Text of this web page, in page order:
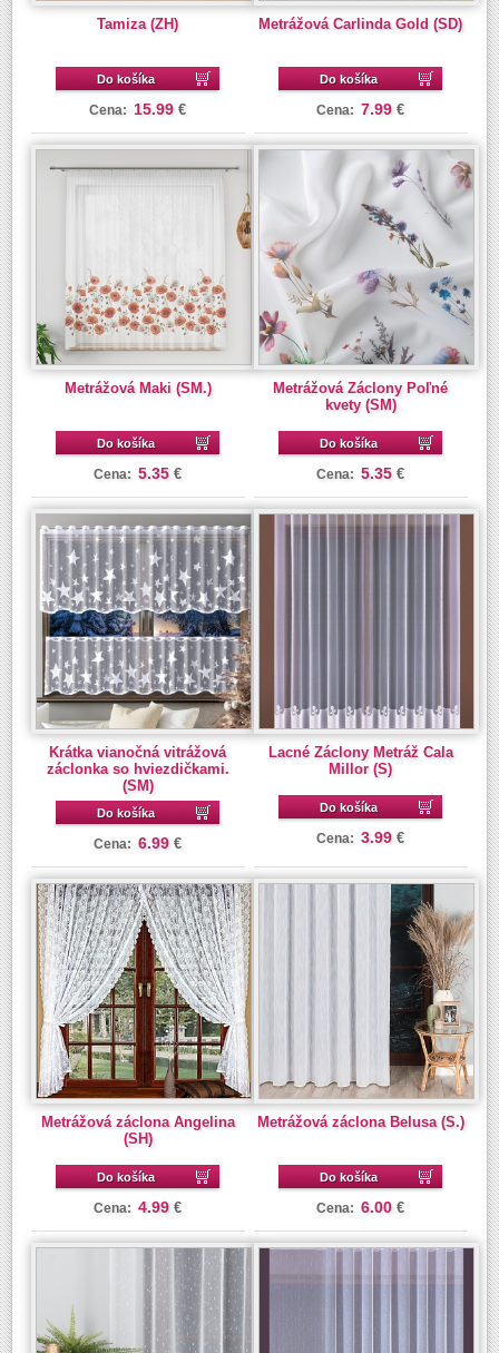
Tamiza (ZH)
Do košíka
Cena: 15.99 €
Metrážová Carlinda Gold (SD)
Do košíka
Cena: 7.99 €
Metrážová Maki (SM.)
Do košíka
Cena: 5.35 €
Metrážová Záclony Poľné
kvety (SM)
Do košíka
Cena: 5.35 €
Krátka vianočná vitrážová
záclonka so hviezdičkami.
(SM)
Do košíka
Cena: 6.99 €
Lacné Záclony Metráž Cala
Millor (S)
Do košíka
Cena: 3.99 €
Metrážová záclona Angelina
(SH)
Do košíka
Cena: 4.99 €
Metrážová záclona Belusa (S.)
Do košíka
Cena: 6.00 €